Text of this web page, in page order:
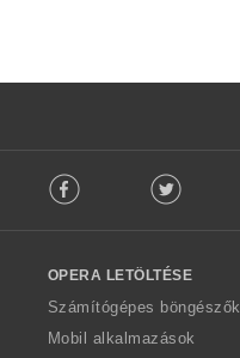
o
w
O
p
Facebook Twitter
OPERA LETÖLTÉSE
Számítógépes böngészők
Mobil alkalmazások